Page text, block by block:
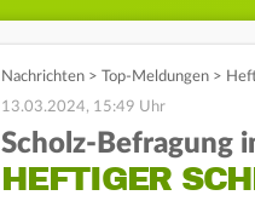
Nachrichten > Top-Meldungen >
13.03.2024, 15:49 Uhr
Scholz-Befragung
HEFTIGER